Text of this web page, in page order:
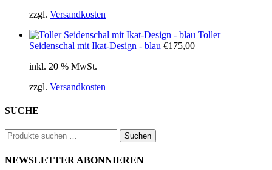
zzgl. Versandkosten
Toller
Seidenschal mit Ikat-Design - blau €175,00
inkl. 20 % MwSt.
zzgl. Versandkosten
SUCHE
Suchen
nach:
Suchen
NEWSLETTER ABONNIEREN